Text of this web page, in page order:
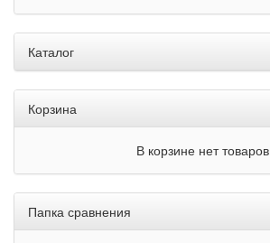
Каталог
Корзина
В корзине нет товаров
Папка сравнения